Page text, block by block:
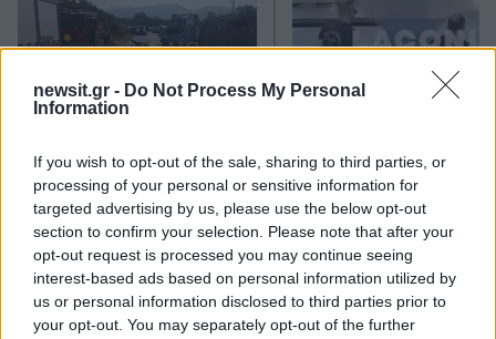
newsit.gr - Do Not Process My Personal
Information
If you wish to opt-out of the sale, sharing to third parties, or
processing of your personal or sensitive information for
targeted advertising by us, please use the below opt-out
section to confirm your selection. Please note that after your
opt-out request is processed you may continue seeing
interest-based ads based on personal information utilized by
us or personal information disclosed to third parties prior to
your opt-out. You may separately opt-out of the further
που οδήγησε στο τροχαίο
στις Σέρρες με νεκρούς
μητέρα και γιο - «Ίσως κάτι
απέσπασε την προσοχή
του οδηγού» λέει
πραγματογνώμονας
υπερασπιστική
55χρονου που έκρυψε
νεκρό πατέρα του
καταψύκτη – Η
στους γονείς και η
διαφωνία με την
του